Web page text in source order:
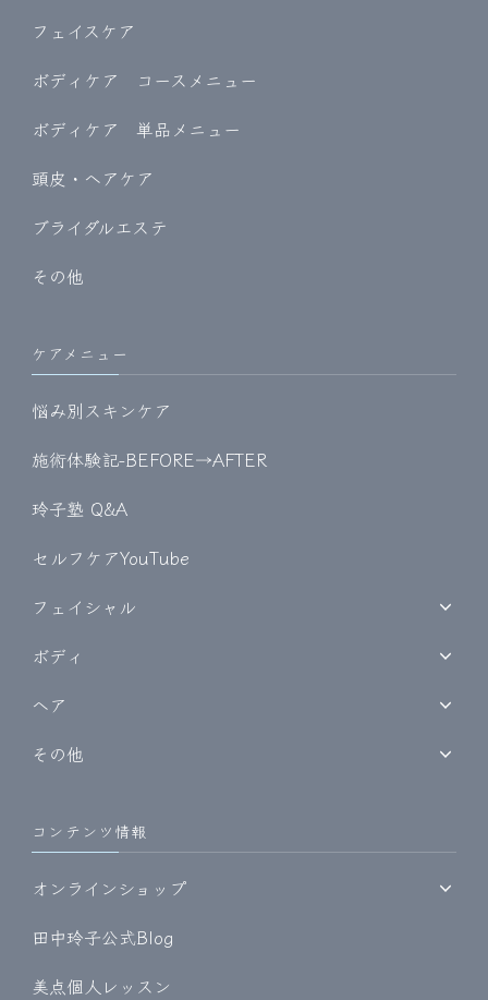
フェイスケア
ボディケア コースメニュー
ボディケア 単品メニュー
頭皮・ヘアケア
ブライダルエステ
その他
ケアメニュー
悩み別スキンケア
施術体験記-BEFORE→AFTER
玲子塾 Q&A
セルフケアYouTube
フェイシャル
ボディ
ヘア
その他
コンテンツ情報
オンラインショップ
田中玲子公式Blog
美点個人レッスン